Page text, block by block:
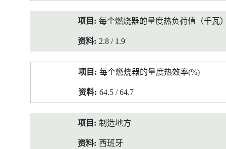
每个燃烧器的量度热负荷值（千瓦
2.8 / 1.9
每个燃烧器的量度热效率(%)
64.5 / 64.7
制造地方
西班牙